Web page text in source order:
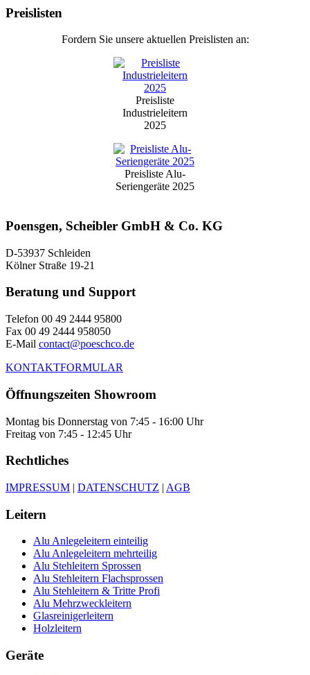
Preislisten
Fordern Sie unsere aktuellen Preislisten an:
Preisliste
Industrieleitern
2025
Preisliste Alu-
Seriengeräte 2025
Poensgen, Scheibler GmbH & Co. KG
D-53937 Schleiden
Kölner Straße 19-21
Beratung und Support
Telefon 00 49 2444 95800
Fax 00 49 2444 958050
E-Mail contact@poeschco.de
KONTAKTFORMULAR
Öffnungszeiten Showroom
Montag bis Donnerstag von 7:45 - 16:00 Uhr
Freitag von 7:45 - 12:45 Uhr
Rechtliches
IMPRESSUM | DATENSCHUTZ | AGB
Leitern
Alu Anlegeleitern einteilig
Alu Anlegeleitern mehrteilig
Alu Stehleitern Sprossen
Alu Stehleitern Flachsprossen
Alu Stehleitern & Tritte Profi
Alu Mehrzweckleitern
Glasreinigerleitern
Holzleitern
Geräte